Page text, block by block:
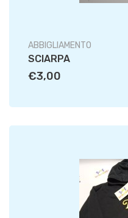
ABBIGLIAMENTO
SCIARPA
€3,00